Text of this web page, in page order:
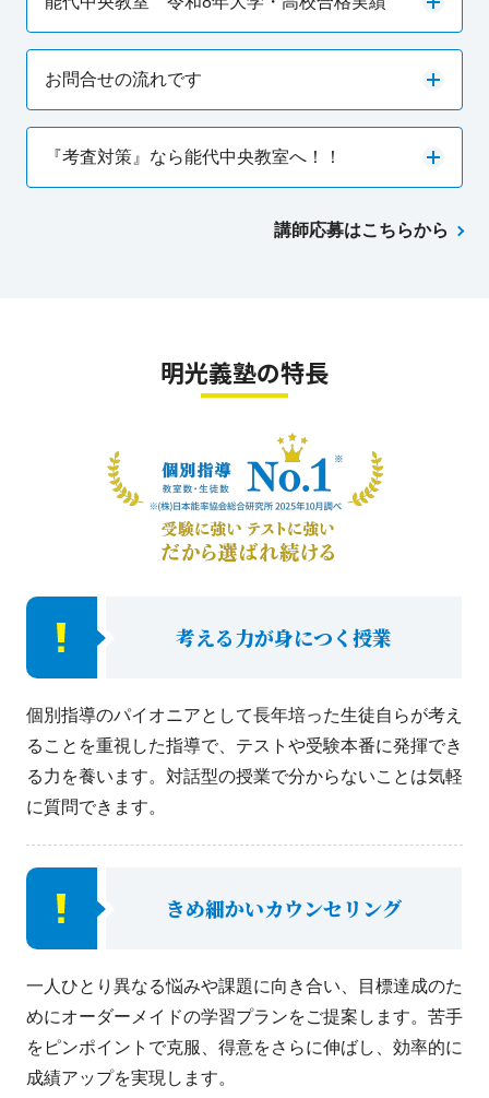
お問合せの流れです
『考査対策』なら能代中央教室へ！！
講師応募はこちらから
明光義塾の特長
考える力が身につく授業
個別指導のパイオニアとして長年培った生徒自らが考え
ることを重視した指導で、テストや受験本番に発揮でき
る力を養います。対話型の授業で分からないことは気軽
に質問できます。
きめ細かいカウンセリング
一人ひとり異なる悩みや課題に向き合い、目標達成のた
めにオーダーメイドの学習プランをご提案します。苦手
をピンポイントで克服、得意をさらに伸ばし、効率的に
成績アップを実現します。